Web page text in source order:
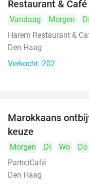
Restaurant & Café
Vandaag Morgen Di
Harem Restaurant &
Den Haag
Verkocht: 202
Marokkaans
keuze
Morgen Di Wo Do
ParticiCafé
Den Haag